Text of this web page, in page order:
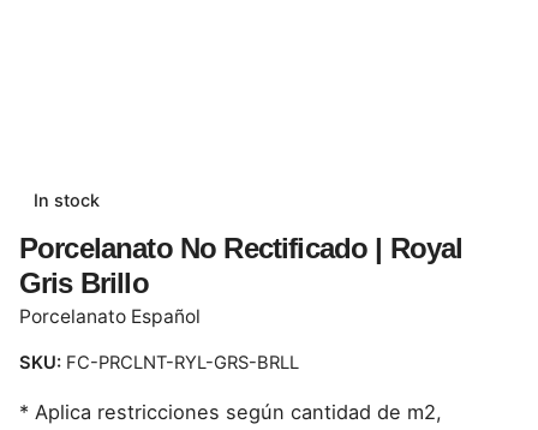
In stock
Porcelanato No Rectificado | Royal
Gris Brillo
Porcelanato Español
SKU: FC-PRCLNT-RYL-GRS-BRLL
* Aplica restricciones según cantidad de m2,